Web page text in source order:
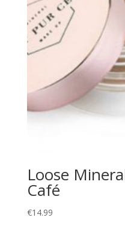
Loose
Café
€14.99